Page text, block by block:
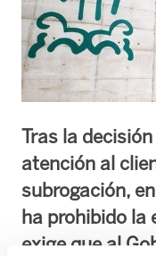
Tras la
atención al
subrogación,
ha prohibido la
exige que al